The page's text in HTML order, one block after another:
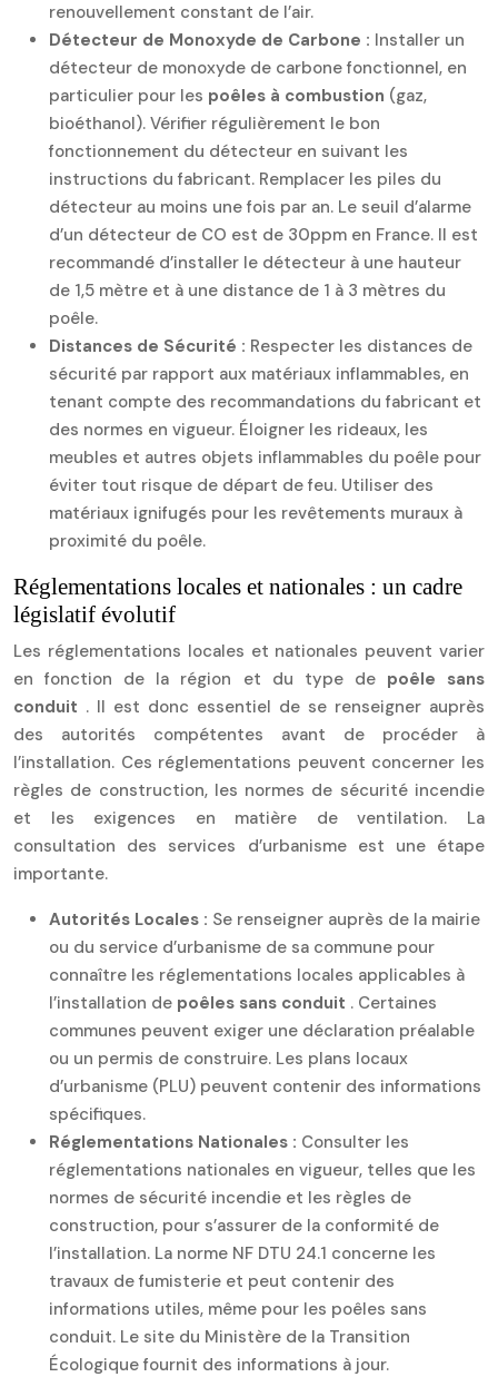
renouvellement constant de l’air.
Détecteur de Monoxyde de Carbone : Installer un
détecteur de monoxyde de carbone fonctionnel, en
particulier pour les poêles à combustion (gaz,
bioéthanol). Vérifier régulièrement le bon
fonctionnement du détecteur en suivant les
instructions du fabricant. Remplacer les piles du
détecteur au moins une fois par an. Le seuil d’alarme
d’un détecteur de CO est de 30ppm en France. Il est
recommandé d’installer le détecteur à une hauteur
de 1,5 mètre et à une distance de 1 à 3 mètres du
poêle.
Distances de Sécurité : Respecter les distances de
sécurité par rapport aux matériaux inflammables, en
tenant compte des recommandations du fabricant et
des normes en vigueur. Éloigner les rideaux, les
meubles et autres objets inflammables du poêle pour
éviter tout risque de départ de feu. Utiliser des
matériaux ignifugés pour les revêtements muraux à
proximité du poêle.
Réglementations locales et nationales : un cadre
législatif évolutif
Les réglementations locales et nationales peuvent varier
en fonction de la région et du type de poêle sans
conduit . Il est donc essentiel de se renseigner auprès
des autorités compétentes avant de procéder à
l’installation. Ces réglementations peuvent concerner les
règles de construction, les normes de sécurité incendie
et les exigences en matière de ventilation. La
consultation des services d’urbanisme est une étape
importante.
Autorités Locales : Se renseigner auprès de la mairie
ou du service d’urbanisme de sa commune pour
connaître les réglementations locales applicables à
l’installation de poêles sans conduit . Certaines
communes peuvent exiger une déclaration préalable
ou un permis de construire. Les plans locaux
d’urbanisme (PLU) peuvent contenir des informations
spécifiques.
Réglementations Nationales : Consulter les
réglementations nationales en vigueur, telles que les
normes de sécurité incendie et les règles de
construction, pour s’assurer de la conformité de
l’installation. La norme NF DTU 24.1 concerne les
travaux de fumisterie et peut contenir des
informations utiles, même pour les poêles sans
conduit. Le site du Ministère de la Transition
Écologique fournit des informations à jour.